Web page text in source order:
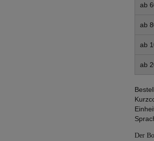
ab
ab
ab
ab
Der